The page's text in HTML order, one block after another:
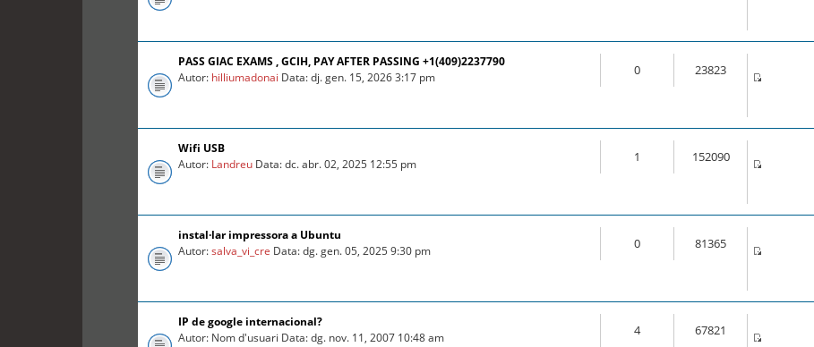
PASS GIAC EXAMS , GCIH, PAY AFTER PASSING +1(409)2237790
Autor: hilliumadonai Data: dj. gen. 15, 2026 3:17 pm 0 23823
Wifi USB
Autor: Landreu Data: dc. abr. 02, 2025 12:55 pm 1 152090
instal·lar impressora a Ubuntu
Autor:salva_vi_cre Data: dg. gen. 05, 2025 9:30 pm 0 81365
IP de google internacional?
Autor: Nom d'usuari Data: dg. nov. 11, 2007 10:48 am
4 67821